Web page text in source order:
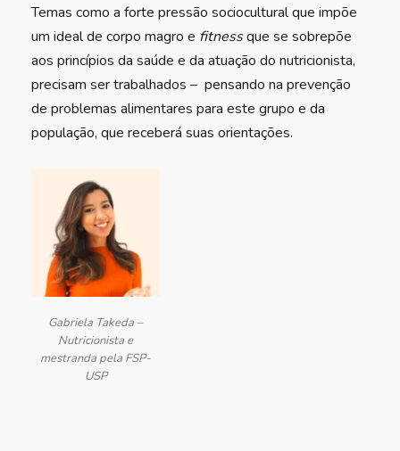
Temas como a forte pressão sociocultural que impõe
um ideal de corpo magro e fitnessque se sobrepõe
aos princípios da saúde e da atuação do nutricionista,
precisam ser trabalhados – pensando na prevenção
de problemas alimentares para este grupo e da
população, que receberá suas orientações.
Gabriela Takeda –
Nutricionista e
mestranda pela FSP-
USP